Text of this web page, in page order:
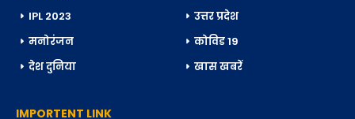
IPL 2023
उत्तर प्रदेश
मनोरंजन
कोविड 19
देश दुनिया
खास खबरें
IMPORTENT LINK